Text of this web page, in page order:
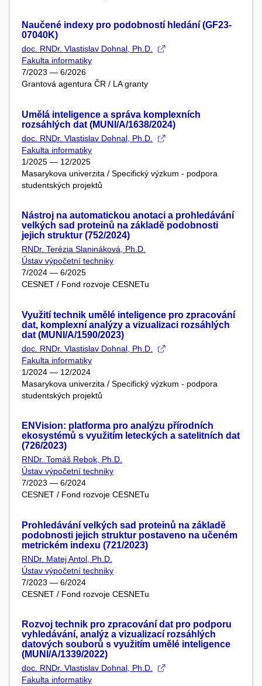
Naučené indexy pro podobností hledání (GF23-
07040K)
doc. RNDr. Vlastislav Dohnal, Ph.D.
Fakulta informatiky
7/2023 — 6/2026
Grantová agentura ČR / LA granty
Umělá inteligence a správa komplexních
rozsáhlých dat (MUNI/A/1638/2024)
doc. RNDr. Vlastislav Dohnal, Ph.D.
Fakulta informatiky
1/2025 — 12/2025
Masarykova univerzita / Specifický výzkum - podpora
studentských projektů
Nástroj na automatickou anotaci a prohledávání
velkých sad proteinů na základě podobnosti
jejich struktur (752/2024)
RNDr. Terézia Slanináková, Ph.D.
Ústav výpočetní techniky
7/2024 — 6/2025
CESNET / Fond rozvoje CESNETu
Využití technik umělé inteligence pro zpracování
dat, komplexní analýzy a vizualizaci rozsáhlých
dat (MUNI/A/1590/2023)
doc. RNDr. Vlastislav Dohnal, Ph.D.
Fakulta informatiky
1/2024 — 12/2024
Masarykova univerzita / Specifický výzkum - podpora
studentských projektů
ENVision: platforma pro analýzu přírodních
ekosystémů s využitím leteckých a satelitních dat
(726/2023)
RNDr. Tomáš Rebok, Ph.D.
Ústav výpočetní techniky
7/2023 — 6/2024
CESNET / Fond rozvoje CESNETu
Prohledávání velkých sad proteinů na základě
podobnosti jejich struktur postaveno na učeném
metrickém indexu (721/2023)
RNDr. Matej Antol, Ph.D.
Ústav výpočetní techniky
7/2023 — 6/2024
CESNET / Fond rozvoje CESNETu
Rozvoj technik pro zpracování dat pro podporu
vyhledávání, analýz a vizualizací rozsáhlých
datových souborů s využitím umělé inteligence
(MUNI/A/1339/2022)
doc. RNDr. Vlastislav Dohnal, Ph.D.
Fakulta informatiky